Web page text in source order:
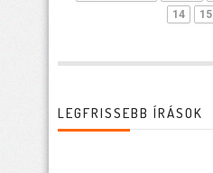
14
15
LEGFRISSEBB ÍRÁSOK